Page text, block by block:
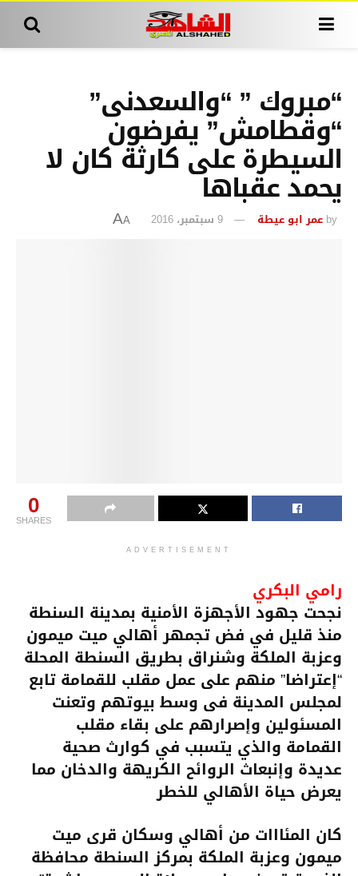
“مبروك ” “والسعدنى”
“وقطامش” يفرضون
السيطرة على كارثة كان لا
يحمد عقباها
by عمر ابو عيطة 9 سبتمبر، 2016 A
A
0
SHARES
ADVERTISEMENT
رامي البكري
نجحت جهود الأجهزة الأمنية بمدينة السنطة
منذ قليل في فض تجمهر أهالي ميت ميمون
وعزبة الملكة وشنراق بطريق السنطة المحلة
“إعتراضا” منهم على عمل مقلب للقمامة تابع
لمجلس المدينة فى وسط بيوتهم وتعنت
المسئولين وإصرارهم على بقاء مقلب
القمامة والذي يتسبب في كوارث صحية
عديدة وإنبعاث الروائح الكريهة والدخان مما
يعرض حياة الأهالي للخطر
كان المئااات من أهالي وسكان قرى ميت
ميمون وعزبة الملكة بمركزالسنطة محافظة